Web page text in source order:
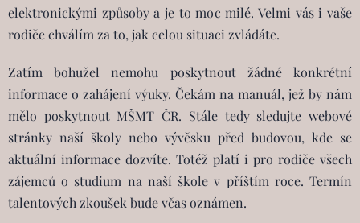
elektronickými způsoby a je to moc milé. Velmi vás i vaše
rodiče chválím za to, jak celou situaci zvládáte.
Zatím bohužel nemohu poskytnout žádné konkrétní
informace o zahájení výuky. Čekám na manuál, jež by nám
mělo poskytnout MŠMT ČR. Stále tedy sledujte webové
stránky naší školy nebo vývěsku před budovou, kde se
aktuální informace dozvíte. Totéž platí i pro rodiče všech
zájemců o studium na naší škole v příštím roce. Termín
talentových zkoušek bude včas oznámen.